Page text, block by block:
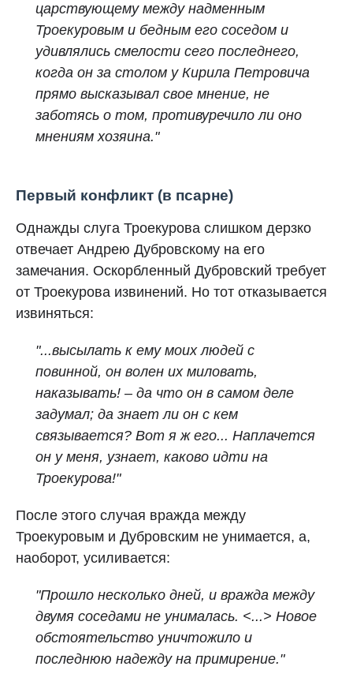
царствующему между надменным
Троекуровым и бедным его соседом и
удивлялись смелости сего последнего,
когда он за столом у Кирила Петровича
прямо высказывал свое мнение, не
заботясь о том, противуречило ли оно
мнениям хозяина."
Первый конфликт (в псарне)
Однажды слуга Троекурова слишком дерзко
отвечает Андрею Дубровскому на его
замечания. Оскорбленный Дубровский требует
от Троекурова извинений. Но тот отказывается
извиняться:
"...высылать к ему моих людей с
повинной, он волен их миловать,
наказывать! – да что он в самом деле
задумал; да знает ли он с кем
связывается? Вот я ж его... Наплачется
он у меня, узнает, каково идти на
Троекурова!"
После этого случая вражда между
Троекуровым и Дубровским не унимается, а,
наоборот, усиливается:
"Прошло несколько дней, и вражда между
двумя соседами не унималась. <...> Новое
обстоятельство уничтожило и
последнюю надежду на примирение."